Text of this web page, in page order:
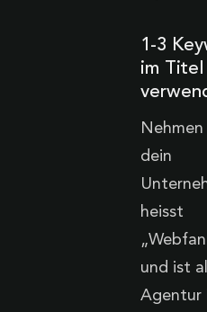
1-3
im Titel
Nehmen
dein
heisst
und ist
Agentur